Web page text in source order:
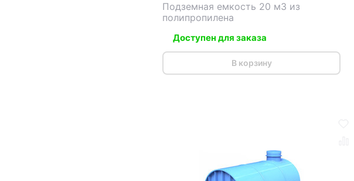
Подземная емкость 20 м3 из
полипропилена
Доступен для заказа
В корзину